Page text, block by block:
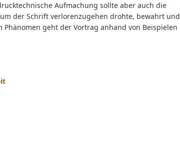
Aufmachung sollte aber auch die
der Schrift verlorenzugehen drohte, bewahrt und
geht der Vortrag anhand von Beispielen